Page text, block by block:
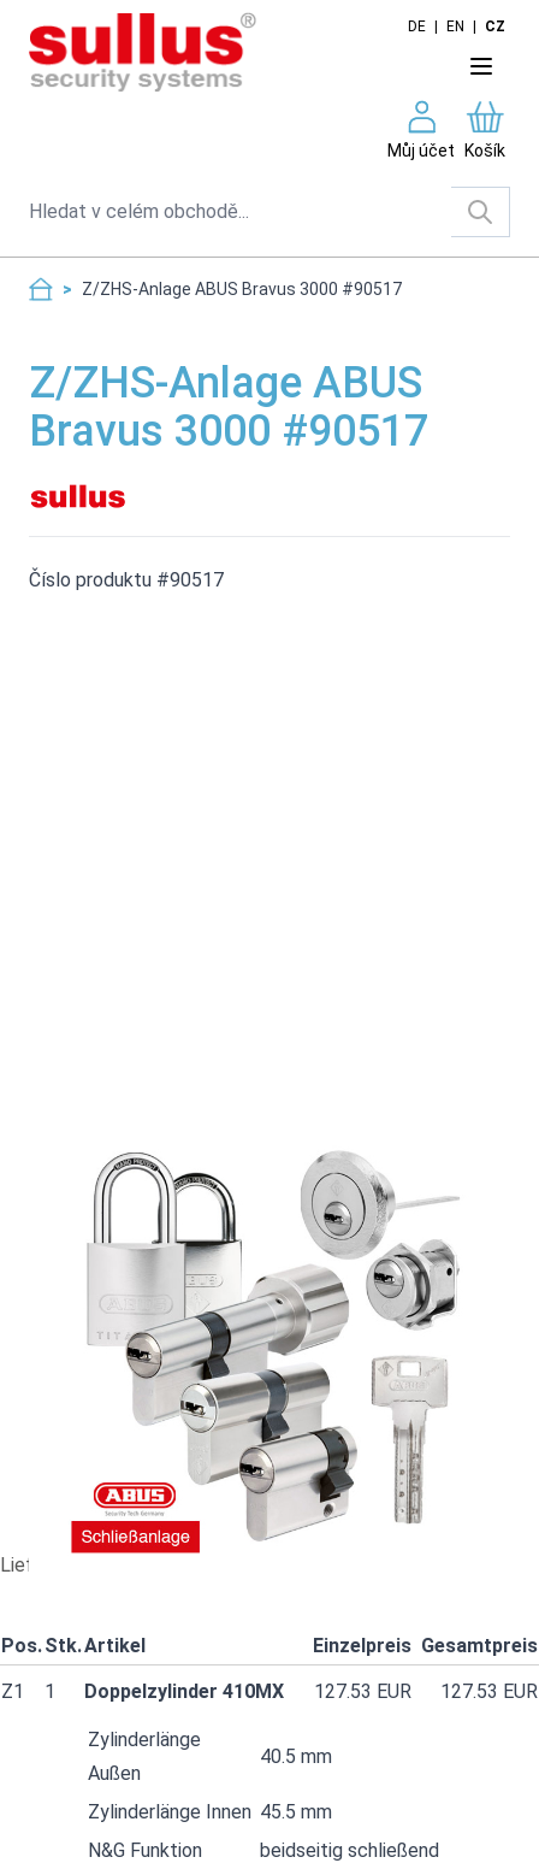
Skip to Content
DE EN CZ
Můj účet Košík
Search
> Z/ZHS-Anlage ABUS Bravus 3000 #90517
Z/ZHS-Anlage ABUS
Bravus 3000 #90517
Číslo produktu #90517
Z/ZHS-Anlage ABUS Bravus 3000 #90517
1 179,93 €
vč. 19% DPH beznákladů na dopravu
- +
Dodací lhůta: 2-3 Wochen
Lieferzeit ca. 2-3 Wochen
Pos.Stk.Artikel Einzelpreis Gesamtpreis
Z1
1 Doppelzylinder 410MX 127.53 EUR 127.53 EUR
Zylinderlänge
Außen
40.5 mm
Zylinderlänge Innen 45.5 mm
N&G Funktion
beidseitig schließend